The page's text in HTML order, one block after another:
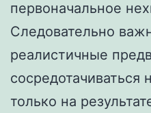
первоначальное
Следовательно
реалистичные
сосредотачиваться
только на